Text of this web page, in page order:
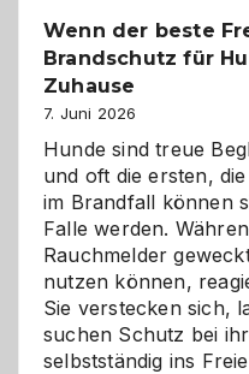
und
herzlich
Wenn der beste
Brandschutz für
Zuhause
7. Juni 2026
Hunde sind treue
und oft die ersten,
im Brandfall können
Falle werden.
Rauchmelder
nutzen können,
Sie verstecken sich,
suchen Schutz bei
selbstständig ins